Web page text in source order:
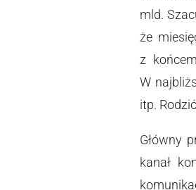
mld.
że
z
W
itp.
Główny
kanał